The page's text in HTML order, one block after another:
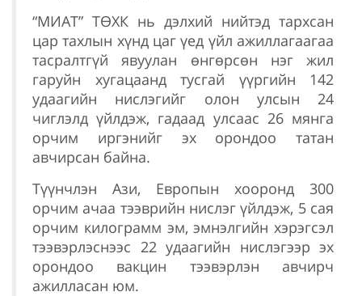
“МИАТ” ТӨХК нь дэлхий нийтэд тархсан
цар тахлын хүнд цаг үед үйл ажиллагаагаа
тасралтгүй явуулан өнгөрсөн нэг жил
гаруйн хугацаанд тусгай үүргийн 142
удаагийн нислэгийг олон улсын 24
чиглэлд үйлдэж, гадаад улсаас 26 мянга
орчим иргэнийг эх орондоо татан
авчирсан байна.
Түүнчлэн Ази, Европын хооронд 300
орчим ачаа тээврийн нислэг үйлдэж, 5 сая
орчим килограмм эм, эмнэлгийн хэрэгсэл
тээвэрлэснээс 22 удаагийн нислэгээр эх
орондоо вакцин тээвэрлэн авчирч
ажилласан юм.